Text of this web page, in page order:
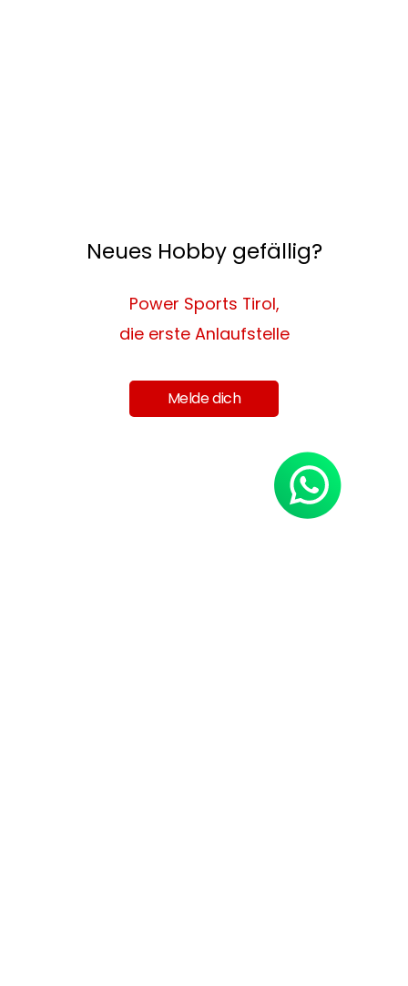
Neues Hobby gefällig?
Power Sports Tirol,
die erste Anlaufstelle
Melde dich